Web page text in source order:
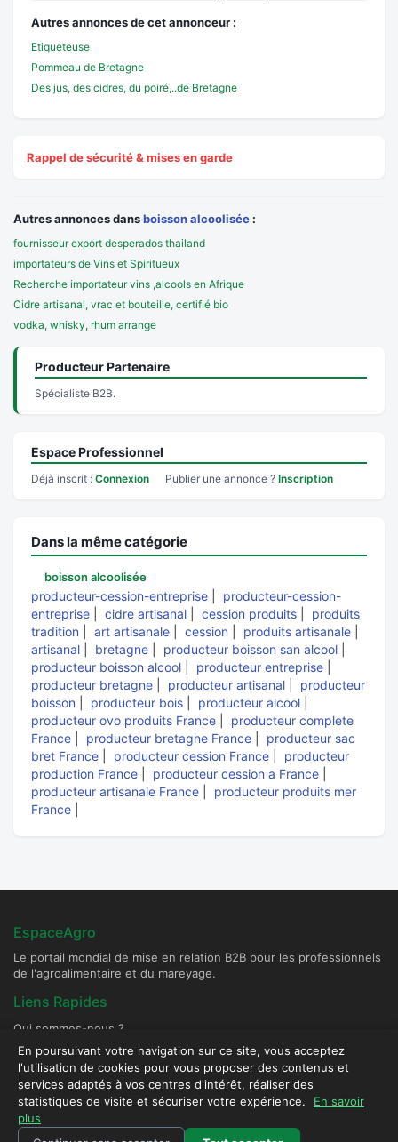
Autres annonces de cet annonceur :
Etiqueteuse
Pommeau de Bretagne
Des jus, des cidres, du poiré,..de Bretagne
Rappel de sécurité & mises en garde
Autres annonces dansboisson alcoolisée :
fournisseur export desperados thailand
importateurs de Vins et Spiritueux
Recherche importateur vins ,alcools en Afrique
Cidre artisanal, vrac et bouteille, certifié bio
vodka, whisky, rhum arrange
Producteur Partenaire
Spécialiste B2B.
Espace Professionnel
Déjà inscrit : Connexion Publier une annonce ? Inscription
Dans la même catégorie
boisson alcoolisée
producteur-cession-entreprise
producteur-cession-
entreprise
cidre artisanal cession produits
produits
tradition
art artisanale cession produits artisanale
artisanal
bretagne producteur boisson san alcool
producteur boisson alcool
producteur entreprise
producteur bretagne
producteur artisanal
producteur
boisson
producteur bois producteur alcool
producteur ovo produits France
producteur complete
France
producteur bretagne France
producteur sac
bret France
producteur cession France
producteur
production France
producteur cession a France
producteur artisanale France
producteur produits mer
France
EspaceAgro
Le portail mondial de mise en relation B2B pour les professionnels
de l'agroalimentaire et du mareyage.
Liens Rapides
Qui sommes-nous ?
Devenir Fournisseur Partenaire
Publier une annonce
Contact & Sécurité
Plateforme sécurisée - Tous droits réservés © 2026 EspaceAgro.
En poursuivant votre navigation sur ce site, vous acceptez
l'utilisation de cookies pour vous proposer des contenus et
services adaptés à vos centres d'intérêt, réaliser des
statistiques de visite et sécuriser votre expérience.
En savoir
plus